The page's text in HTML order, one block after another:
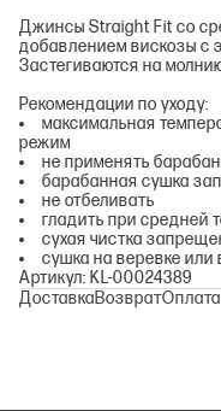
Джинсы Straight Fit со
добавлением вискозы с
Застегиваются на
Рекомендации по уходу:
максимальная
режим
не применять
барабанная сушка
не отбеливать
гладить при средней
сухая чистка
сушка на веревке
Артикул: KL-00024389
ДоставкаВозвратОплата